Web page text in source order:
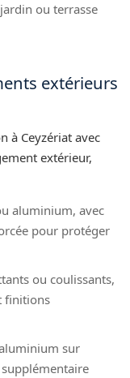
ou terrasse
extérieurs
à Ceyzériat avec
extérieur,
aluminium, avec
pour protéger
ou coulissants,
finitions
sur